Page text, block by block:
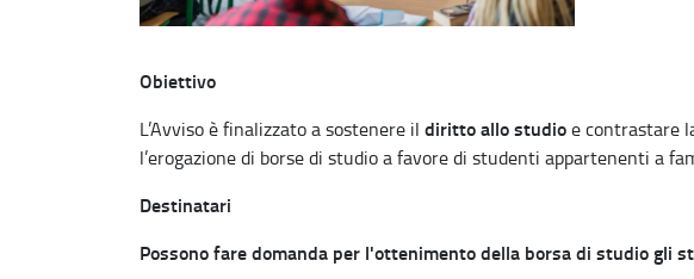
Obiettivo
L’Avviso è finalizzato a sostenere il diritto allo studioe contrastare
l’erogazione di borse di studio a favore di studenti appartenenti a
Destinatari
Possono fare domanda per l'ottenimento della borsa di studio gli